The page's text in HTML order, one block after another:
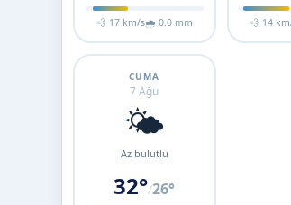
💨 17 km/s🌧 0.0 mm 💨 14
CUMA
7 Ağu
🌤️
Az bulutlu
32°/26°